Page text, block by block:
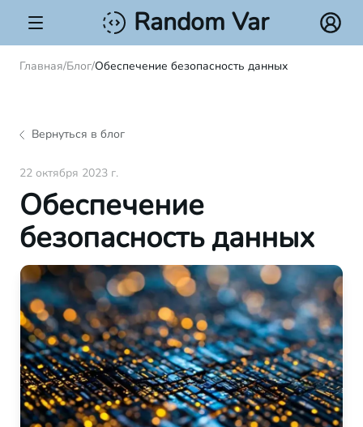
Random Var
Главная/Блог/Обеспечение безопасность данных
Вернуться в блог
22 октября 2023 г.
Обеспечение
безопасность данных